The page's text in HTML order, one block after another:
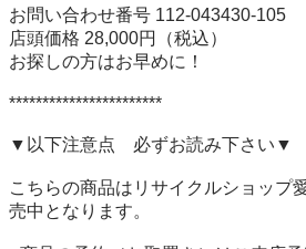
お問い合わせ番号 112-043430-105
店頭価格 28,000円（税込）
お探しの方はお早めに！
***********************
▼以下注意点　必ずお読み下さい▼
こちらの商品はリサイクルショップ
売中となります。